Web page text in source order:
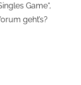
Game“,
geht’s?